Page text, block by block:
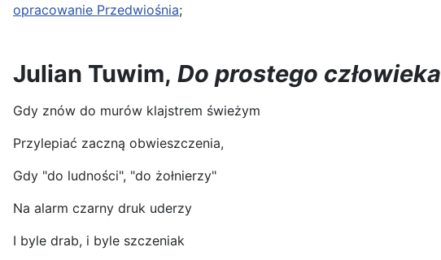
opracowanie Przedwiośnia;
Julian Tuwim, Do prostego człowieka
Gdy znów do murów klajstrem świeżym
Przylepiać zaczną obwieszczenia,
Gdy "do ludności", "do żołnierzy"
Na alarm czarny druk uderzy
I byle drab, i byle szczeniak